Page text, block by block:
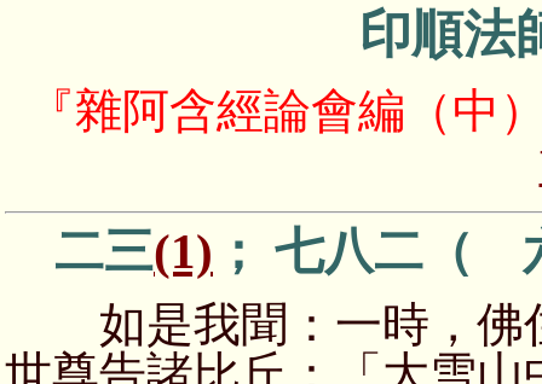
印順法
『雜阿含經論會編（中
二三(1) ； 七八二（
如是我聞：一時，佛